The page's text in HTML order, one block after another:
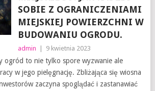
SOBIE Z OGRANICZENIAMI
MIEJSKIEJ POWIERZCHNI W
BUDOWANIU OGRODU.
admin 9 kwietnia 2023
ogród to nie tylko spore wyzwanie ale
w jego pielęgnację. Zbliżająca się wiosna
zaczyna spoglądać i zastanawiać